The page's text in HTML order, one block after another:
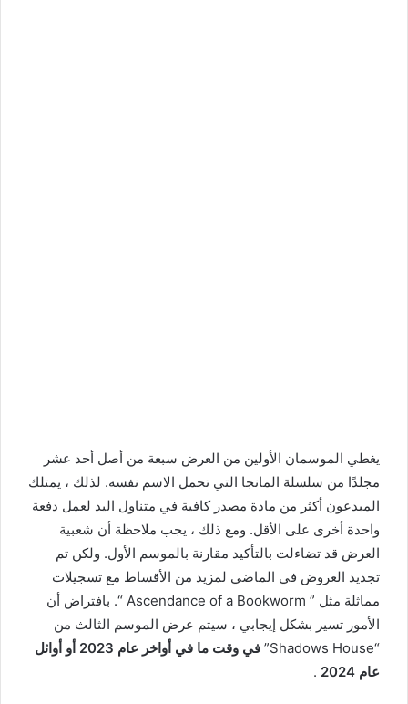
يغطي الموسمان الأولين من العرض سبعة من أصل أحد عشر
مجلدًا من سلسلة المانجا التي تحمل الاسم نفسه. لذلك ، يمتلك
المبدعون أكثر من مادة مصدر كافية في متناول اليد لعمل دفعة
واحدة أخرى على الأقل. ومع ذلك ، يجب ملاحظة أن شعبية
العرض قد تضاءلت بالتأكيد مقارنة بالموسم الأول. ولكن تم
تجديد العروض في الماضي لمزيد من الأقساط مع تسجيلات
مماثلة مثل ” Ascendance of a Bookworm “. بافتراض أن
الأمور تسير بشكل إيجابي ، سيتم عرض الموسم الثالث من
“Shadows House”
في وقت ما في أواخر عام 2023 أو أوائل
عام 2024
.